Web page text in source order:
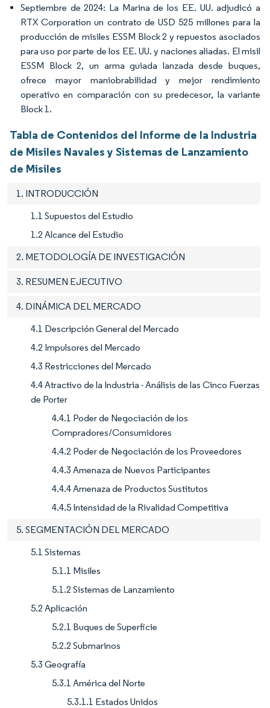
Septiembre de 2024: La Marina de los EE. UU. adjudicó a
RTX Corporation un contrato de USD 525 millones para la
producción de misiles ESSM Block 2 y repuestos asociados
para uso por parte de los EE. UU. y naciones aliadas. El misil
ESSM Block 2, un arma guiada lanzada desde buques,
ofrece mayor maniobrabilidad y mejor rendimiento
operativo en comparación con su predecesor, la variante
Block 1.
Tabla de Contenidos del Informe de la Industria
de Misiles Navales y Sistemas de Lanzamiento
de Misiles
1. INTRODUCCIÓN
1.1 Supuestos del Estudio
1.2 Alcance del Estudio
2. METODOLOGÍA DE INVESTIGACIÓN
3. RESUMEN EJECUTIVO
4. DINÁMICA DEL MERCADO
4.1 Descripción General del Mercado
4.2 Impulsores del Mercado
4.3 Restricciones del Mercado
4.4 Atractivo de la Industria - Análisis de las Cinco Fuerzas
de Porter
4.4.1 Poder de Negociación de los
Compradores/Consumidores
4.4.2 Poder de Negociación de los Proveedores
4.4.3 Amenaza de Nuevos Participantes
4.4.4 Amenaza de Productos Sustitutos
4.4.5 Intensidad de la Rivalidad Competitiva
5. SEGMENTACIÓN DEL MERCADO
5.1 Sistemas
5.1.1 Misiles
5.1.2 Sistemas de Lanzamiento
5.2 Aplicación
5.2.1 Buques de Superficie
5.2.2 Submarinos
5.3 Geografía
5.3.1 América del Norte
5.3.1.1 Estados Unidos